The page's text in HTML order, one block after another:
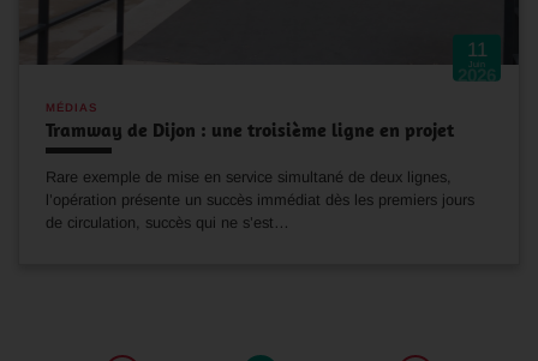
11
Juin
2026
MÉDIAS
Tramway de Dijon : une troisième ligne en projet
Rare exemple de mise en service simultané de deux lignes,
l’opération présente un succès immédiat dès les premiers jours
de circulation, succès qui ne s’est…